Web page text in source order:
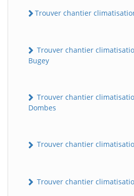
Trouver chantier
Trouver chantier
Bugey
Trouver chantier
Dombes
Trouver chantier
Trouver chantier